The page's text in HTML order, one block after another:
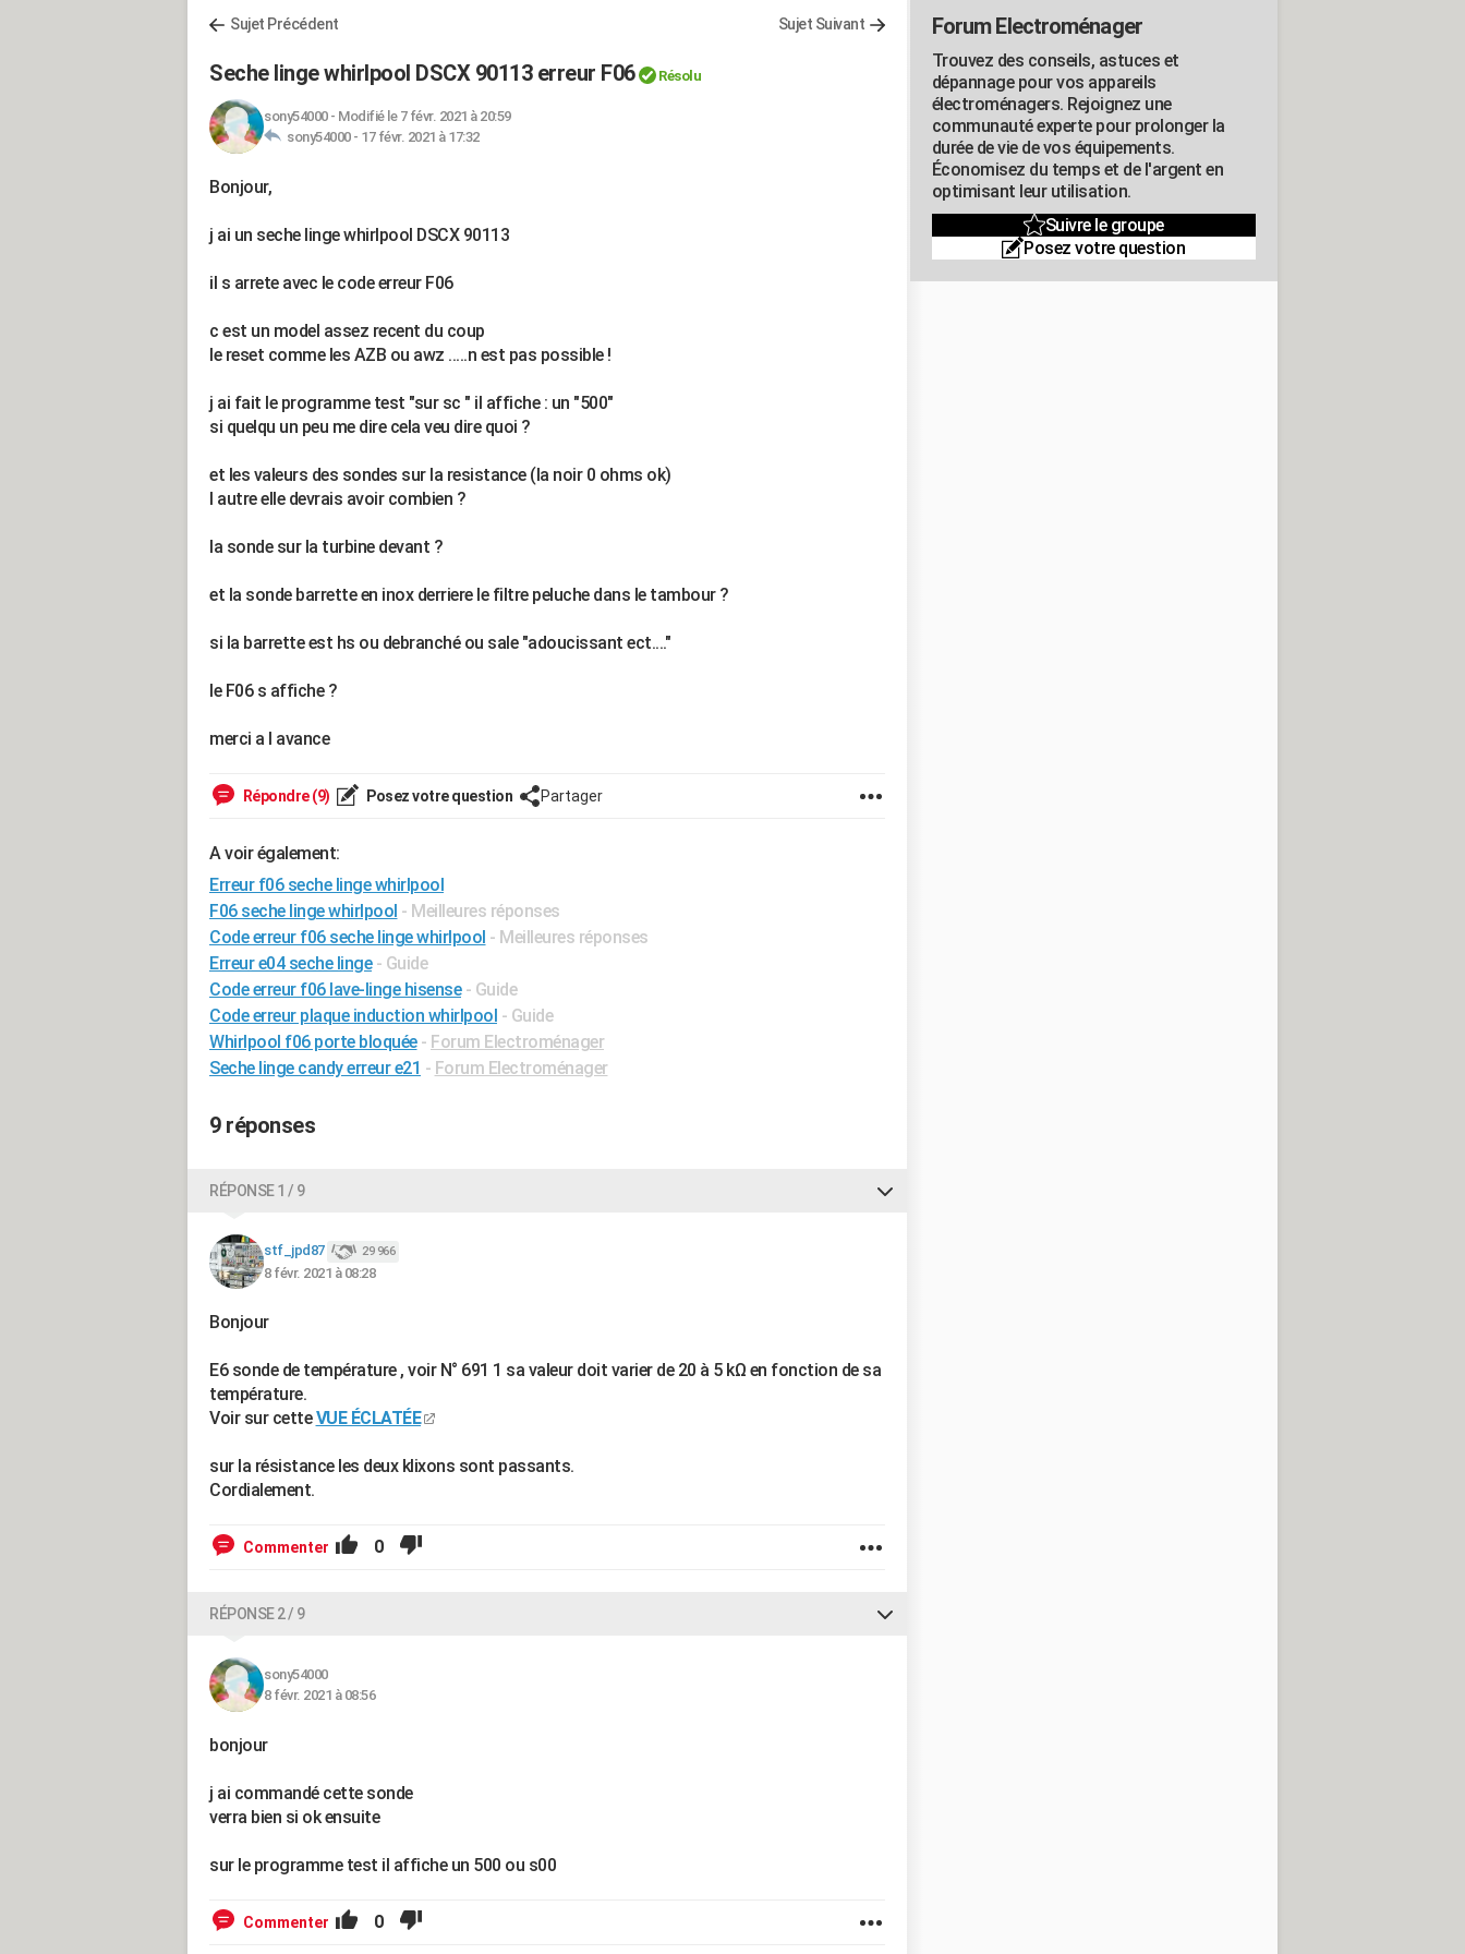
Sujet Précédent Sujet Suivant
Seche linge whirlpool DSCX 90113 erreur F06 Résolu
sony54000- Modifié le 7 févr. 2021 à 20:59
sony54000 - 17 févr. 2021 à 17:32
Bonjour,
j ai un seche linge whirlpool DSCX 90113
il s arrete avec le code erreur F06
c est un model assez recent du coup
le reset comme les AZB ou awz .....n est pas possible !
j ai fait le programme test "sur sc " il affiche : un "500"
si quelqu un peu me dire cela veu dire quoi ?
et les valeurs des sondes sur la resistance (la noir 0 ohms ok)
l autre elle devrais avoir combien ?
la sonde sur la turbine devant ?
et la sonde barrette en inox derriere le filtre peluche dans le tambour ?
si la barrette est hs ou debranché ou sale "adoucissant ect...."
le F06 s affiche ?
merci a l avance
Répondre (9) Posez votre question Partager
A voir également:
Erreur f06 seche linge whirlpool
F06 seche linge whirlpool - Meilleures réponses
Code erreur f06 seche linge whirlpool - Meilleures réponses
Erreur e04 seche linge - Guide
Code erreur f06 lave-linge hisense - Guide
Code erreur plaque induction whirlpool - Guide
Whirlpool f06 porte bloquée - Forum Electroménager
Seche linge candy erreur e21 - Forum Electroménager
9 réponses
RÉPONSE 1 / 9
stf_jpd87 29 966
8 févr. 2021 à 08:28
Bonjour
E6 sonde de température , voir N° 691 1 sa valeur doit varier de 20 à 5 kΩ en fonction de sa
température.
Voir sur cetteVUE ÉCLATÉE
sur la résistance les deux klixons sont passants.
Cordialement.
Commenter 0
RÉPONSE 2 / 9
sony54000
8 févr. 2021 à 08:56
bonjour
j ai commandé cette sonde
verra bien si ok ensuite
sur le programme test il affiche un 500 ou s00
Commenter 0
Forum Electroménager
Trouvez des conseils, astuces et
dépannage pour vos appareils
électroménagers. Rejoignez une
communauté experte pour prolonger la
durée de vie de vos équipements.
Économisez du temps et de l'argent en
optimisant leur utilisation.
Suivre le groupe
Posez votre question